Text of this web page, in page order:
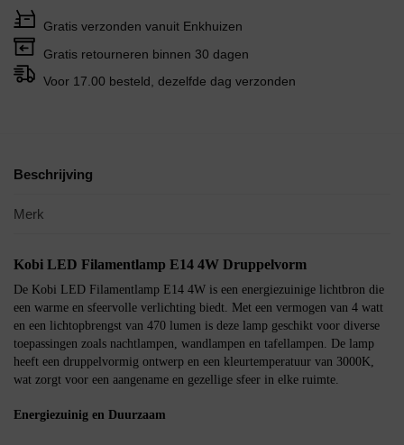
Gratis verzonden vanuit Enkhuizen
Gratis retourneren binnen 30 dagen
Voor 17.00 besteld, dezelfde dag verzonden
Beschrijving
Merk
Kobi LED Filamentlamp E14 4W Druppelvorm
De Kobi LED Filamentlamp E14 4W is een energiezuinige lichtbron die
een warme en sfeervolle verlichting biedt. Met een vermogen van 4 watt
en een lichtopbrengst van 470 lumen is deze lamp geschikt voor diverse
toepassingen zoals nachtlampen, wandlampen en tafellampen. De lamp
heeft een druppelvormig ontwerp en een kleurtemperatuur van 3000K,
wat zorgt voor een aangename en gezellige sfeer in elke ruimte.
Energiezuinig en Duurzaam